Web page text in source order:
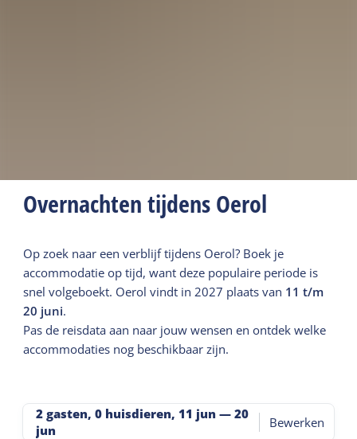
Overnachten tijdens Oerol
Op zoek naar een verblijf tijdens Oerol? Boek je
accommodatie op tijd, want deze populaire periode is
snel volgeboekt. Oerol vindt in 2027 plaats van 11 t/m
20 juni.
Pas de reisdata aan naar jouw wensen en ontdek welke
accommodaties nog beschikbaar zijn.
2 gasten, 0 huisdieren, 11 jun — 20
jun
Bewerken